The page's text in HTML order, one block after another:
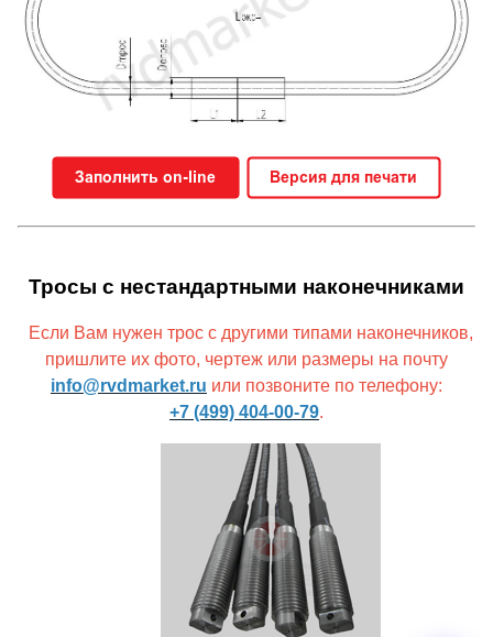
Тросы с нестандартными наконечниками
Если Вам нужен трос с другими типами наконечников,
пришлите их фото, чертеж или размеры на почту
info@rvdmarket.ru или позвоните по телефону:
+7 (499) 404-00-79.